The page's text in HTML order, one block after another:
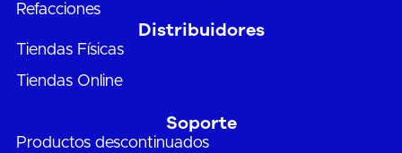
Refacciones
Distribuidores
Tiendas Físicas
Tiendas Online
Soporte
Productos descontinuados